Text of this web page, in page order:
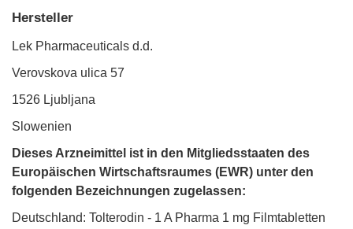
Hersteller
Lek Pharmaceuticals d.d.
Verovskova ulica 57
1526 Ljubljana
Slowenien
Dieses Arzneimittel ist in den Mitgliedsstaaten des
Europäischen Wirtschaftsraumes (EWR) unter den
folgenden Bezeichnungen zugelassen:
Deutschland: Tolterodin - 1 A Pharma 1 mg Filmtabletten